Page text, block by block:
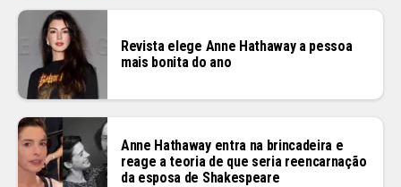
Revista elege Anne Hathaway a pessoa
mais bonita do ano
Anne Hathaway entra na brincadeira e
reage a teoria de que seria reencarnação
da esposa de Shakespeare